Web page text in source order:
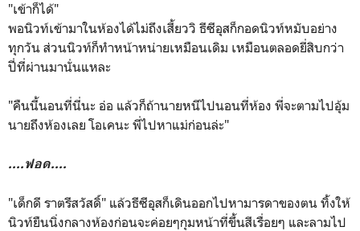
"เข้าก็ได้"
พอนิวท์เข้ามาในห้องได้ไม่ถึงเสี้ยววิ ธีซีอุสก็กอดนิวท์หมับอย่าง
ทุกวัน ส่วนนิวท์ก็ทำหน้าหน่ายเหมือนเดิม เหมือนตลอดยี่สิบกว่า
ปี่ที่ผ่านมานั่นแหละ
"คืนนี้นอนที่นี่นะ อ่อ แล้วก็ถ้านายหนีไปนอนที่ห้อง พี่จะตามไปอุ้ม
นายถึงห้องเลย โอเคนะ พี่ไปหาแม่ก่อนล่ะ"
....ฟอด....
"เด็กดี ราตรีสวัสดิ์" แล้วธีซีอุสก็เดินออกไปหามารดาของตน ทิ้งให้
นิวท์ยืนนิ่งกลางห้องก่อนจะค่อยๆกุมหน้าที่ขึ้นสีเรื่อยๆ และลามไป